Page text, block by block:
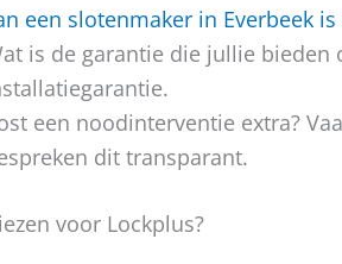
een slotenmaker in Everbeek
is de garantie die jullie bieden
een noodinterventie extra?
dit transparant.
voor Lockplus?